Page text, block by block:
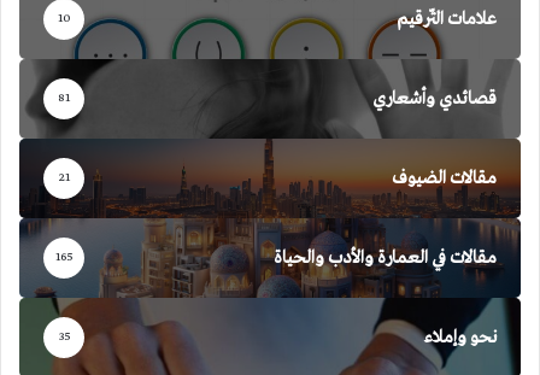
علامات التّرقيم 10
قصائدي وأشعاري 81
مقالات الضيوف 21
مقالات في العمارة والأدب والحياة 165
نحو وإملاء 35